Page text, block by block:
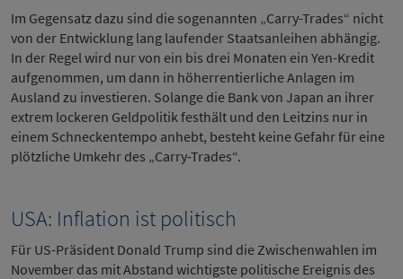
Im Gegensatz dazu sind die sogenannten „Carry-Trades“ nicht
von der Entwicklung lang laufender Staatsanleihen abhängig.
In der Regel wird nur von ein bis drei Monaten ein Yen-Kredit
aufgenommen, um dann in höherrentierliche Anlagen im
Ausland zu investieren. Solange die Bank von Japan an ihrer
extrem lockeren Geldpolitik festhält und den Leitzins nur in
einem Schneckentempo anhebt, besteht keine Gefahr für eine
plötzliche Umkehr des „Carry-Trades“.
USA: Inflation ist politisch
Für US-Präsident Donald Trump sind die Zwischenwahlen im
November das mit Abstand wichtigste politische Ereignis des